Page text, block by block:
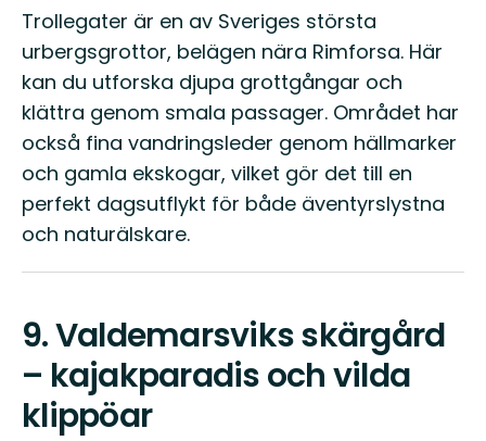
Trollegater är en av Sveriges största
urbergsgrottor, belägen nära Rimforsa. Här
kan du utforska djupa grottgångar och
klättra genom smala passager. Området har
också fina vandringsleder genom hällmarker
och gamla ekskogar, vilket gör det till en
perfekt dagsutflykt för både äventyrslystna
och naturälskare.
9.Valdemarsviks skärgård
– kajakparadis och vilda
klippöar